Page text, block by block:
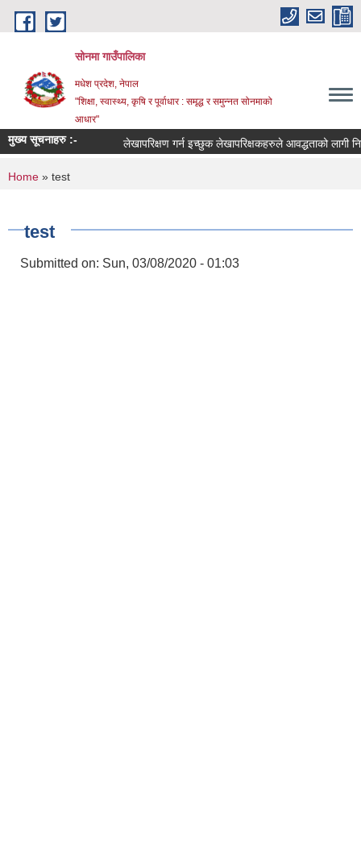
Skip to main content
सोनमा गाउँपालिका
मधेश प्रदेश, नेपाल
"शिक्षा, स्वास्थ्य, कृषि र पूर्वाधार : समृद्ध र समुन्नत सोनमाको
आधार"
मुख्य सूचनाहरु :- लेखापरिक्षण गर्न इच्छुक लेखापरिक्षकहरुले आवद्धताको लागी
You are here
Home » test
test
Submitted on: Sun, 03/08/2020 - 01:03